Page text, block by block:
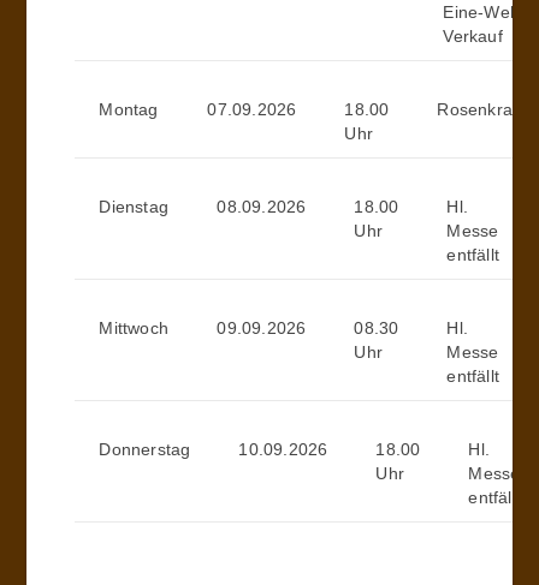
Eine-Welt-
Verkauf
Montag 07.09.2026
18.00
Uhr
Rosenkranz
Dienstag 08.09.2026
18.00
Uhr
Hl.
Messe
entfällt
Mittwoch 09.09.2026
08.30
Uhr
Hl.
Messe
entfällt
Donnerstag 10.09.2026
18.00
Uhr
Hl.
Messe
entfällt